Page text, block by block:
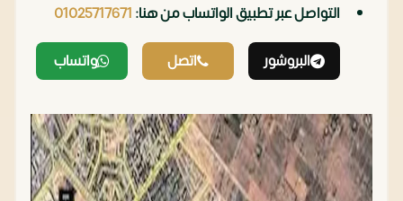
التواصل عبر تطبيق الواتساب من هنا:01025717671
البروشور اتصل واتساب